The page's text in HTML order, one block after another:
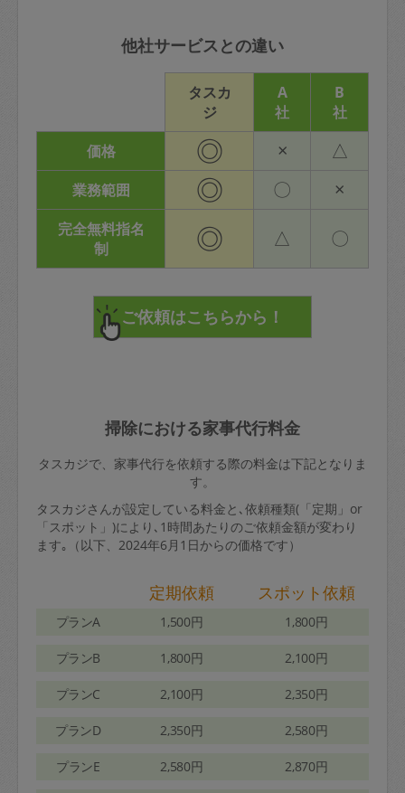
他社サービスとの違い
タスカ
ジ
A
社
B
社
価格
◎ × △
業務範囲 ◎ 〇 ×
完全無料指名
制
◎ △ 〇
掃除における家事代行料金
タスカジで、家事代行を依頼する際の料金は下記となりま
す。
タスカジさんが設定している料金と､依頼種類(「定期」or
「スポット」)により､1時間あたりのご依頼金額が変わり
ます｡（以下、2024年6月1日からの価格です）
定期依頼 スポット依頼
プランA 1,500円 1,800円
プランB 1,800円 2,100円
プランC 2,100円 2,350円
プランD 2,350円 2,580円
プランE 2,580円 2,870円